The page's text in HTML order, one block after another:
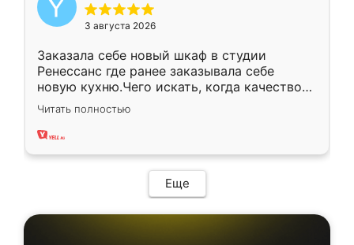
3 августа 2026
Заказала себе новый шкаф в студии
Ренессанс где ранее заказывала себе
новую кухню.Чего искать, когда качеством
вполне довольна. Служит кухня уже почти
два года, нареканий нет.
Читать полностью
Еще